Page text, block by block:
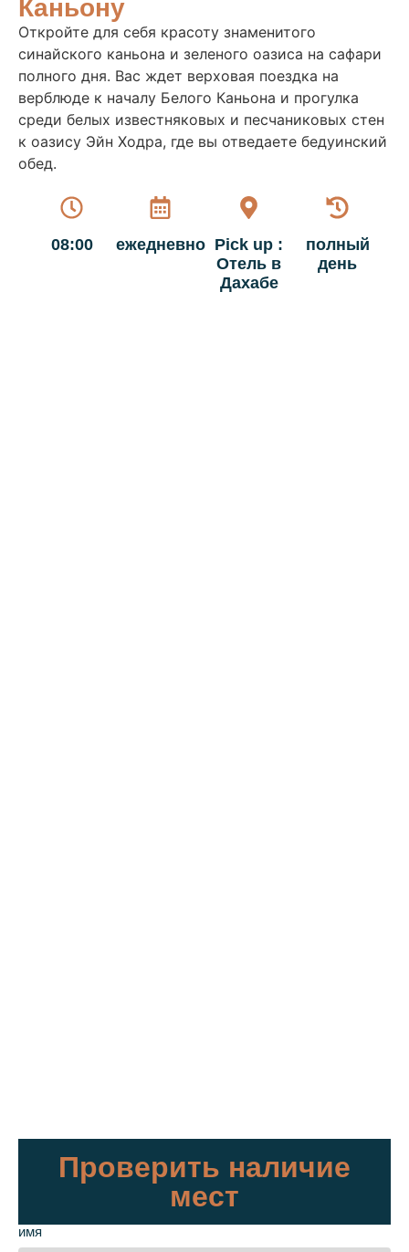
Каньону
Откройте для себя красоту знаменитого
синайского каньона и зеленого оазиса на сафари
полного дня. Вас ждет верховая поездка на
верблюде к началу Белого Каньона и прогулка
среди белых известняковых и песчаниковых стен
к оазису Эйн Ходра, где вы отведаете бедуинский
обед.
08:00 ежедневно Pick up :
Отель в
Дахабе
полный
день
Проверить наличие
мест
имя